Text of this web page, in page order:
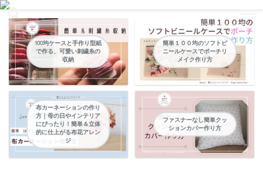
暮らしの中のパッチワークやハンドメイドなどの縫い物
100均ケースと手作り型紙
で作る、可愛い刺繍糸の
収納
簡単１００均のソフトビ
ニールケースでポーチリ
メイク作り方
布カーネーションの作り
方｜母の日やインテリア
にぴったり！簡単＆立体
的に仕上がる布花アレン
ジ
ファスナーなし簡単クッ
ションカバー作り方